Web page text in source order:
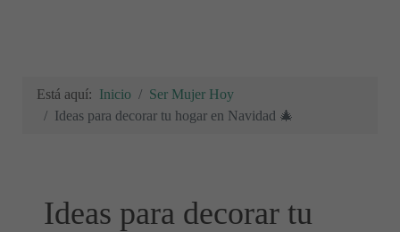
Está aquí: Inicio
Ser Mujer Hoy
Ideas para decorar tu hogar en Navidad 🎄
Ideas para decorar tu